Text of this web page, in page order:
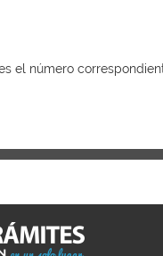
el número